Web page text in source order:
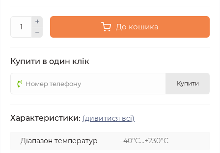
До кошика
Купити в один клік
Купити
Характеристики: (дивитися всі)
Діапазон температур
–40°C…+230°C